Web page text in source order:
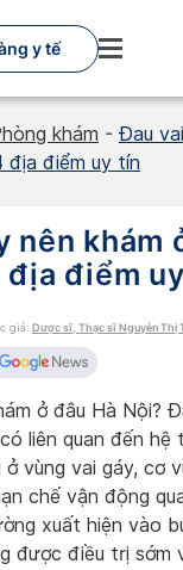
y tế
khám - Đau
địa điểm uy tín
nên khám
địa điểm
giả: Dược sĩ, Thạc sĩ Nguyễn Thị
ở đâu Hà Nội?
liên quan đến hệ
ở vùng vai gáy, cơ
chế vận động
xuất hiện vào
được điều trị sớm